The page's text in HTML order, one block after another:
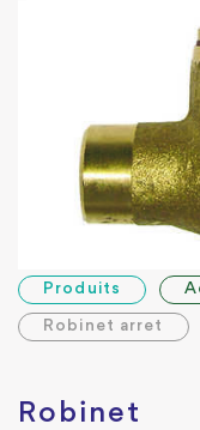
Produits
Robinet arret
Robinet